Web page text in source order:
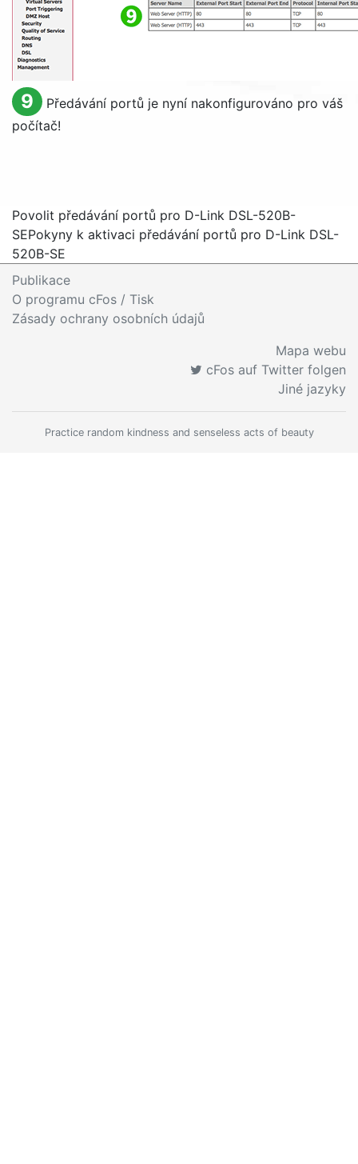
9
Předávání portů je nyní nakonfigurováno pro váš
počítač!
Povolit předávání portů pro D-Link DSL-520B-
SEPokyny k aktivaci předávání portů pro D-Link DSL-
520B-SE
Publikace
O programu cFos / Tisk
Zásady ochrany osobních údajů
Mapa webu
cFos auf Twitter folgen
Jiné jazyky
Practice random kindness and senseless acts of beauty